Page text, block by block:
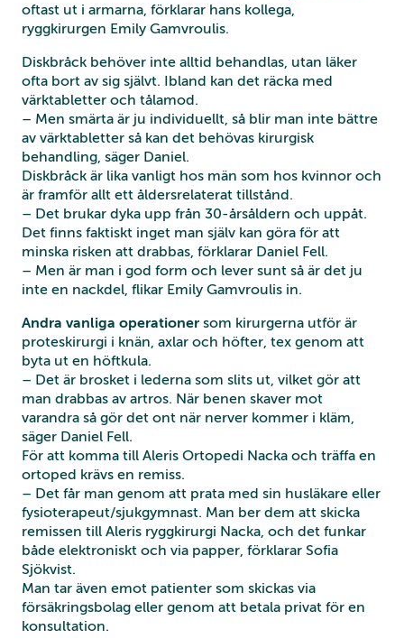
oftast ut i armarna, förklarar hans kollega,
ryggkirurgen Emily Gamvroulis.
Diskbråck behöver inte alltid behandlas, utan läker
ofta bort av sig självt. Ibland kan det räcka med
värktabletter och tålamod.
– Men smärta är ju individuellt, så blir man inte bättre
av värktabletter så kan det behövas kirurgisk
behandling, säger Daniel.
Diskbråck är lika vanligt hos män som hos kvinnor och
är framför allt ett åldersrelaterat tillstånd.
– Det brukar dyka upp från 30-årsåldern och uppåt.
Det finns faktiskt inget man själv kan göra för att
minska risken att drabbas, förklarar Daniel Fell.
– Men är man i god form och lever sunt så är det ju
inte en nackdel, flikar Emily Gamvroulis in.
Andra vanliga operationer som kirurgerna utför är
proteskirurgi i knän, axlar och höfter, tex genom att
byta ut en höftkula.
– Det är brosket i lederna som slits ut, vilket gör att
man drabbas av artros. När benen skaver mot
varandra så gör det ont när nerver kommer i kläm,
säger Daniel Fell.
För att komma till Aleris Ortopedi Nacka och träffa en
ortoped krävs en remiss.
– Det får man genom att prata med sin husläkare eller
fysioterapeut/sjukgymnast. Man ber dem att skicka
remissen till Aleris ryggkirurgi Nacka, och det funkar
både elektroniskt och via papper, förklarar Sofia
Sjökvist.
Man tar även emot patienter som skickas via
försäkringsbolag eller genom att betala privat för en
konsultation.